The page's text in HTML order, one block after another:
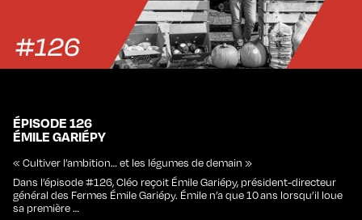
ÉPISODE 126
ÉMILE GARIÉPY
« Cultiver l’ambition… et les légumes de demain »
Dans l’épisode #126, Cléo reçoit Émile Gariépy, président-directeur
général des Fermes Émile Gariépy. Émile n’a que 10 ans lorsqu’il loue
sa première …